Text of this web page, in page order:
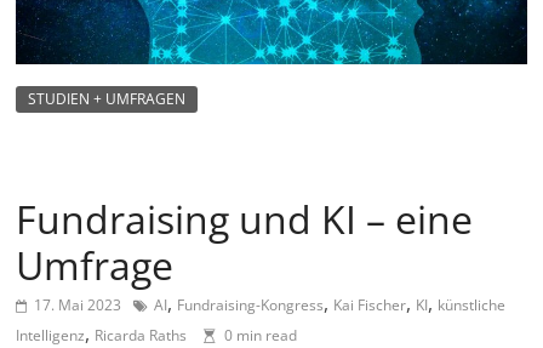
m
a
g
n
f
ü
r
STUDIEN + UMFRAGEN
Fundraising und KI – eine
Umfrage
17. Mai 2023 AI, Fundraising-Kongress, Kai Fischer, KI, künstliche
Intelligenz, Ricarda Raths 0 min read